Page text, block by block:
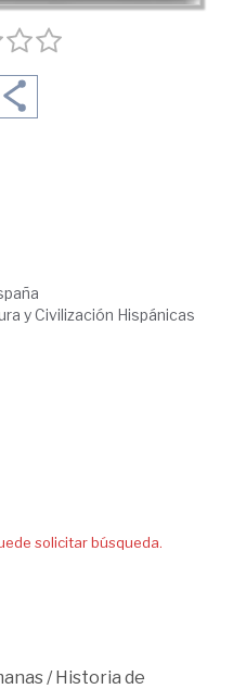
y Civilización Hispánicas
solicitar búsqueda.
/Historia de